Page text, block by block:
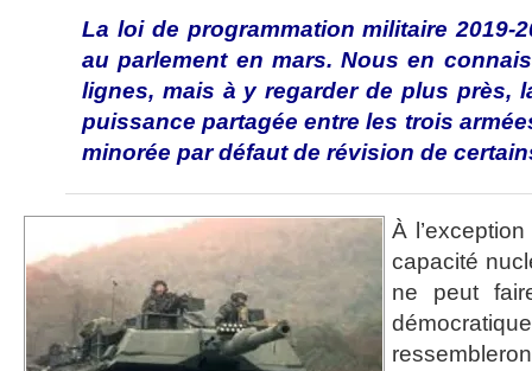
La loi de programmation militaire 2019-
au parlement en mars. Nous en
lignes, mais à y regarder de plus près,
puissance partagée entre les trois
minorée par défaut de révision de
À
capacité
ne peut